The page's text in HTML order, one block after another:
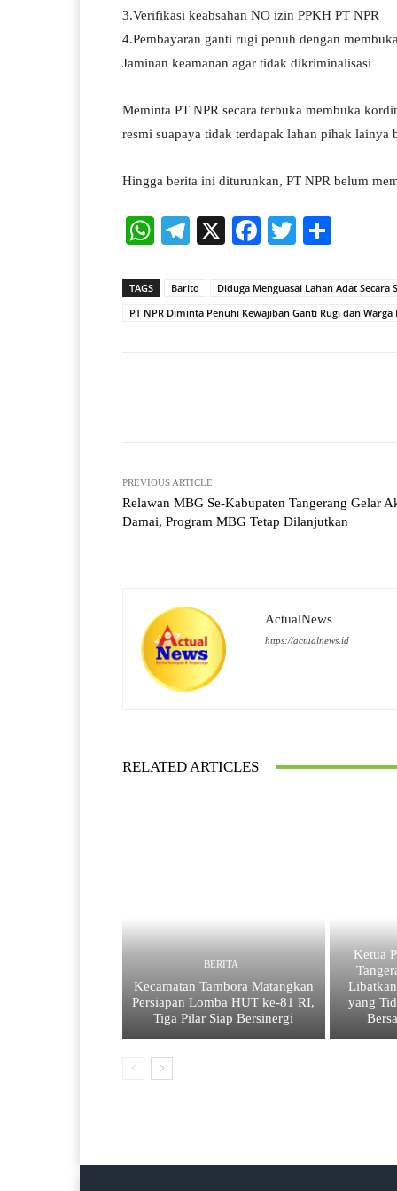
3.Verifikasi keabsahan NO izin PPKH PT NPR
4.Pembayaran ganti rugi penuh dengan
Jaminan keamanan agar tidak dikriminalisasi
Meminta PT NPR secara terbuka membuka
resmi suapaya tidak terdapak lahan pihak lainya
Hingga berita ini diturunkan, PT NPR belum
W
ts
A
Te
gr
a
X
Fa
bo
ok
T
tte
r
re
TAGS Barito
Diduga Menguasai Lahan Adat Secara
PT NPR Diminta Penuhi Kewajiban Ganti Rugi dan
PREVIOUS ARTICLE
Relawan MBG Se-Kabupaten Tangerang Gelar
Damai, Program MBG Tetap Dilanjutkan
ActualNews
https://actualnews.id
RELATED ARTICLES
BERITA
Kecamatan Tambora Matangkan
Persiapan Lomba HUT ke-81 RI,
Tiga Pilar Siap Bersinergi
Ketua
yang